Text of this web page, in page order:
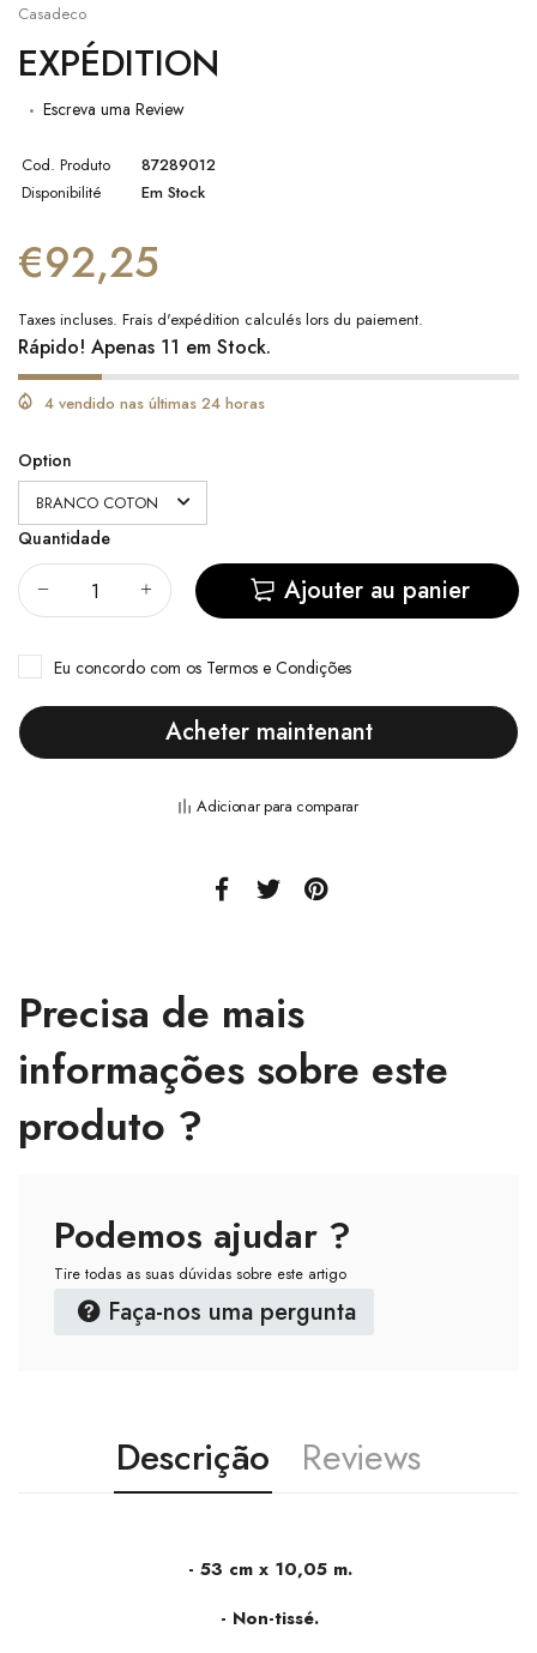
Casadeco
EXPÉDITION
Escreva uma Review
Cod. Produto
87289012
Disponibilité
Em Stock
€92,25
Taxes incluses. Frais d'expédition calculés lors du paiement.
Rápido! Apenas 11 em Stock.
4 vendido nas últimas 24 horas
Option
Quantidade
Ajouter au panier
Eu concordo com os Termos e Condições
Acheter maintenant
Adicionar para comparar
Precisa de mais
informações sobre este
produto ?
Podemos ajudar ?
Tire todas as suas dúvidas sobre este artigo
Faça-nos uma pergunta
Descrição Reviews
- 53 cm x 10,05 m.
- Non-tissé.